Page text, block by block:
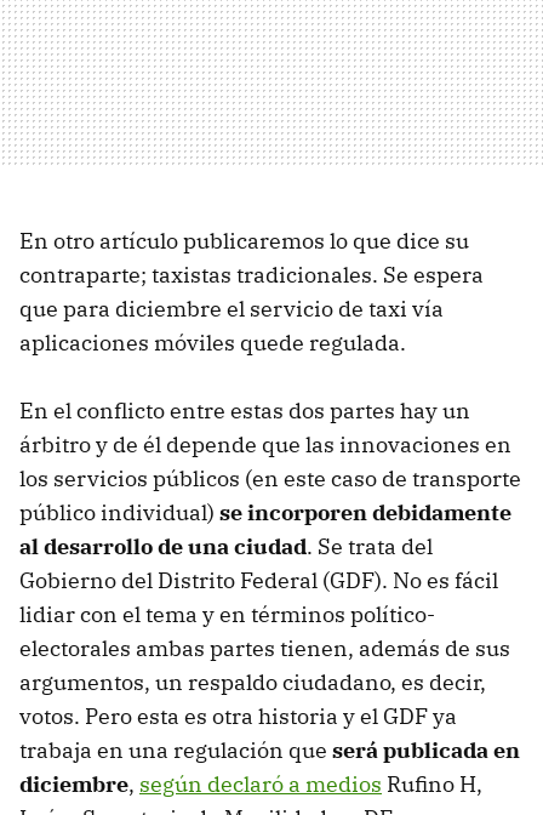
En otro artículo publicaremos lo que dice su
contraparte; taxistas tradicionales. Se espera
que para diciembre el servicio de taxi vía
aplicaciones móviles quede regulada.
En el conflicto entre estas dos partes hay un
árbitro y de él depende que las innovaciones en
los servicios públicos (en este caso de transporte
público individual) se incorporen debidamente
al desarrollo de una ciudad. Se trata del
Gobierno del Distrito Federal (GDF). No es fácil
lidiar con el tema y en términos político-
electorales ambas partes tienen, además de sus
argumentos, un respaldo ciudadano, es decir,
votos. Pero esta es otra historia y el GDF ya
trabaja en una regulación que será publicada en
diciembre, según declaró a medios Rufino H,